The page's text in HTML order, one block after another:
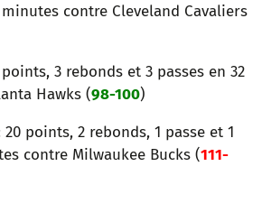
contre Cleveland Cavaliers
3 rebonds et 3 passes en 32
Hawks (98-100)
points, 2 rebonds, 1 passe et 1
contre Milwaukee Bucks (111-